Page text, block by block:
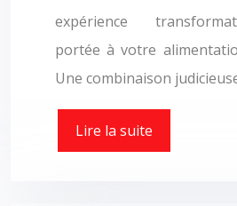
expérience
portée à votre
Une combinaison
Lire la suite